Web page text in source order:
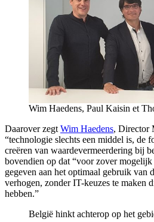
Wim Haedens, Paul Kaisin et
Daarover zegtWim Haedens, Director
“technologie slechts een middel is, de
creëren van waardevermeerdering bij
bovendien op dat “voor zover
gegeven aan het optimaal gebruik van
verhogen, zonder IT-keuzes te maken
hebben.”
België hinkt achterop op het